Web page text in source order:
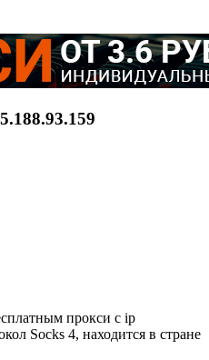
прокси с ip
Socks 4, находится в стране